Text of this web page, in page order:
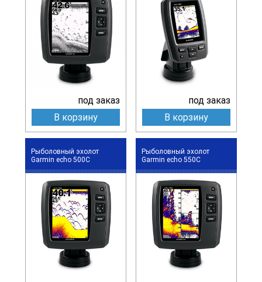
под заказ
В корзину
под заказ
В корзину
Рыболовный эхолот
Garmin echo 500С
Рыболовный эхолот
Garmin echo 550С